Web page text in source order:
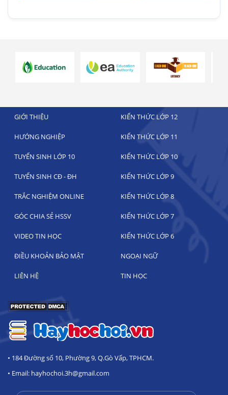
GIỚI THIỆU KIẾN THỨC LỚP 12
HƯỚNG NGHIỆP KIẾN THỨC LỚP 11
TUYỂN SINH LỚP 10 KIẾN THỨC LỚP 10
TUYỂN SINH CĐ - ĐH KIẾN THỨC LỚP 9
TRẮC NGHIỆM ONLINE KIẾN THỨC LỚP 8
GÓC CHIA SẺ HSSV KIẾN THỨC LỚP 7
VIDEO TIN HỌC KIẾN THỨC LỚP 6
ĐIỀU KHOẢN BẢO MẬT NGOẠI NGỮ
LIÊN HỆ TIN HỌC
• 184 Đường số 10, Phường 9, Q.Gò Vấp, TPHCM.
• Email: hayhochoi.3h@gmail.com